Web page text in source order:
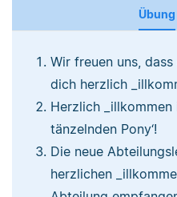
Übung
Wir freuen uns,
dich herzlich
Herzlich _illkommen
tänzelnden Pony‘!
Die neue
herzlichen